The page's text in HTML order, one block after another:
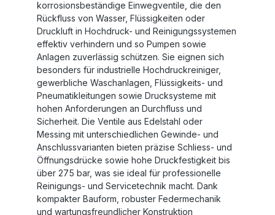
korrosionsbeständige Einwegventile, die den
Rückfluss von Wasser, Flüssigkeiten oder
Druckluft in Hochdruck- und Reinigungssystemen
effektiv verhindern und so Pumpen sowie
Anlagen zuverlässig schützen. Sie eignen sich
besonders für industrielle Hochdruckreiniger,
gewerbliche Waschanlagen, Flüssigkeits- und
Pneumatikleitungen sowie Drucksysteme mit
hohen Anforderungen an Durchfluss und
Sicherheit. Die Ventile aus Edelstahl oder
Messing mit unterschiedlichen Gewinde- und
Anschlussvarianten bieten präzise Schliess- und
Öffnungsdrücke sowie hohe Druckfestigkeit bis
über 275 bar, was sie ideal für professionelle
Reinigungs- und Servicetechnik macht. Dank
kompakter Bauform, robuster Federmechanik
und wartungsfreundlicher Konstruktion